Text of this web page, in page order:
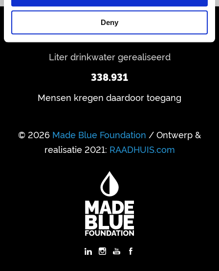
Deny
24.741.950.458
Liter drinkwater gerealiseerd
338.931
Mensen kregen daardoor toegang
© 2026 Made Blue Foundation / Ontwerp &
realisatie 2021: RAADHUIS.com